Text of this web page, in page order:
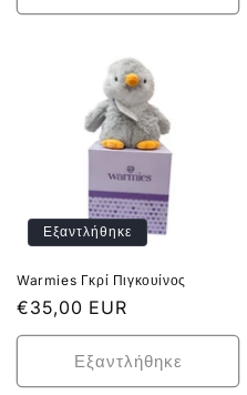
Εξαντλήθηκε
Warmies Γκρί Πιγκουίνος
Κανονική
τιμή
€35,00 EUR
Εξαντλήθηκε